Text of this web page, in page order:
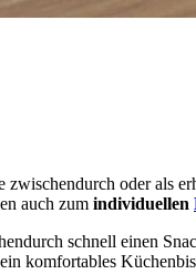
oder als
auch zum individuellen
schnell einen
komfortables